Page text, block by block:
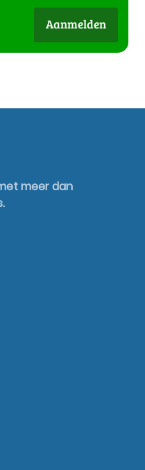
Aanmelden
meer dan